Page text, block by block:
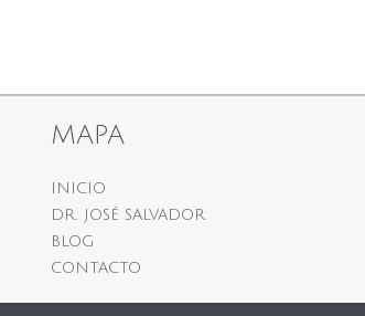
MAPA
INICIO
DR. JOSÉ SALVADOR
BLOG
CONTACTO